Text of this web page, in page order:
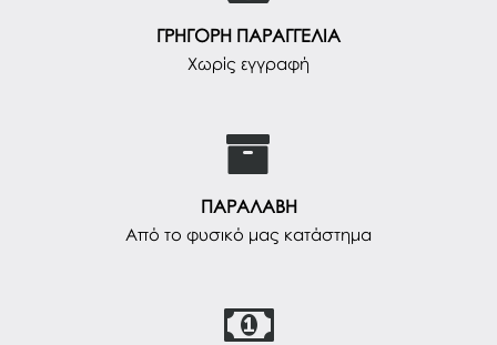
ΓΡΗΓΟΡΗ ΠΑΡΑΓΓΕΛΙΑ
Χωρίς εγγραφή
ΠΑΡΑΛΑΒΗ
Από το φυσικό μας κατάστημα